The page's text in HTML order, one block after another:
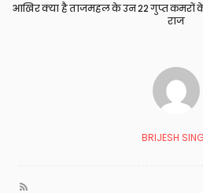
आखिर क्या है ताजमहल के उन 22 गुप्त कमरों
राज
BRIJESH